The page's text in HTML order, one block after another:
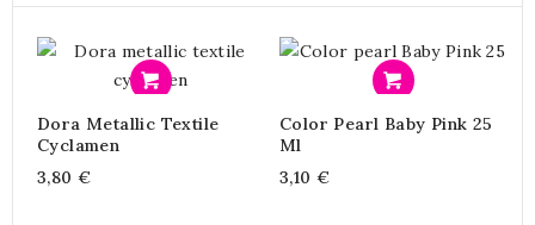
Dora Metallic Textile
Cyclamen
3,80 €
Color Pearl Baby Pink 25
Ml
3,10 €